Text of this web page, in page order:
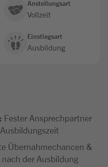
Anstellungsart
Vollzeit
Einstiegsart
Ausbildung
Fester Ansprechpartner
Übernahmechancen &
der Ausbildung